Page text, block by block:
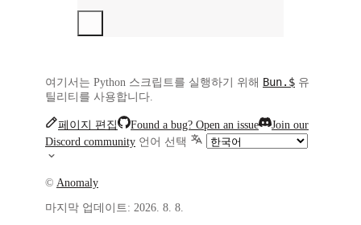
여기서는 Python 스크립트를 실행하기 위해 Bun.$ 유
틸리티를 사용합니다.
페이지 편집 Found a bug? Open an issue
Join our
Discord community 언어 선택
© Anomaly
마지막 업데이트: 2026. 8. 8.